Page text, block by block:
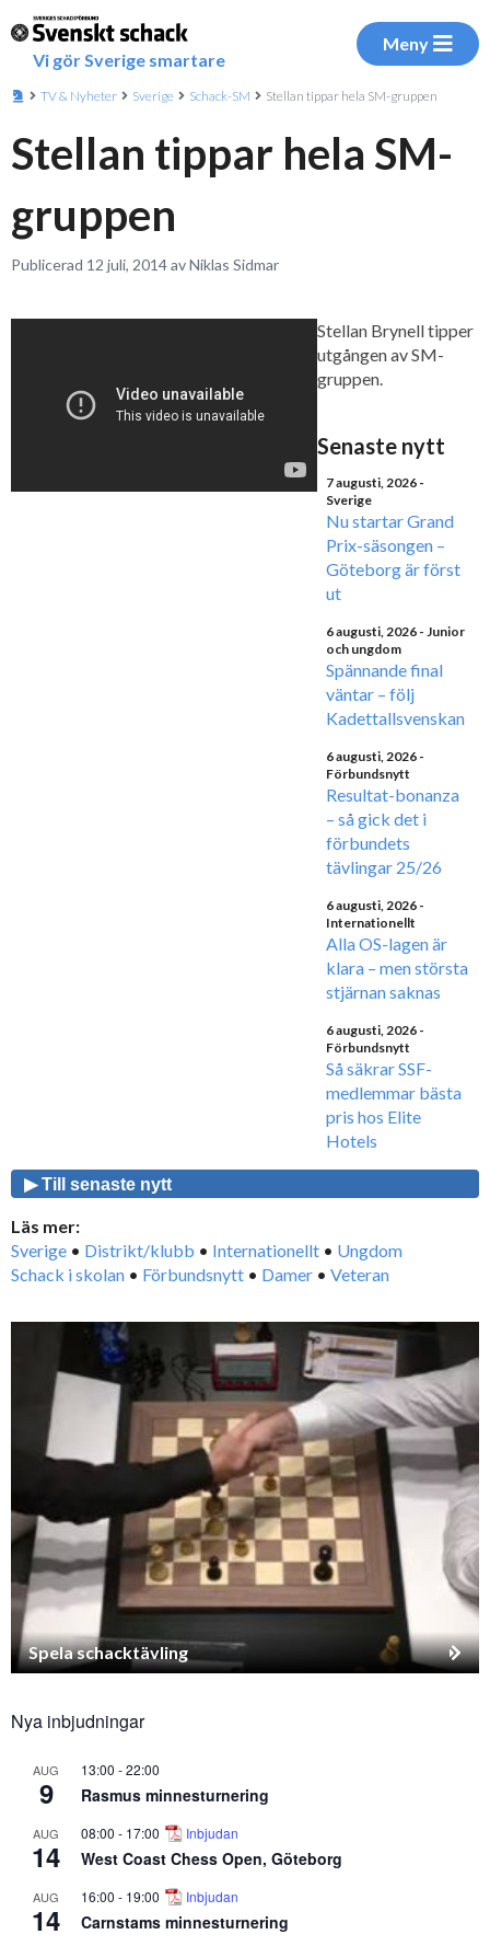
Vi gör Sverige smartare
Meny
TV & Nyheter Sverige Schack-SM Stellan tippar hela SM-gruppen
Stellan tippar hela SM-
gruppen
Publicerad 12 juli, 2014 av Niklas Sidmar
Stellan Brynell tipper
utgången av SM-
gruppen.
Senaste nytt
7 augusti, 2026 -
Sverige
Nu startar Grand
Prix-säsongen –
Göteborg är först
ut
6 augusti, 2026 - Junior
och ungdom
Spännande final
väntar – följ
Kadettallsvenskan
6 augusti, 2026 -
Förbundsnytt
Resultat-bonanza
– så gick det i
förbundets
tävlingar 25/26
6 augusti, 2026 -
Internationellt
Alla OS-lagen är
klara – men största
stjärnan saknas
6 augusti, 2026 -
Förbundsnytt
Så säkrar SSF-
medlemmar bästa
pris hos Elite
Hotels
▶ Till senaste nytt
Läs mer:
Sverige • Distrikt/klubb • Internationellt • Ungdom
Schack i skolan • Förbundsnytt • Damer • Veteran
Spela schacktävling
Nya inbjudningar
AUG
9
13:00 -22:00
Rasmus minnesturnering
AUG
14
08:00 - 17:00 Inbjudan
West Coast Chess Open, Göteborg
AUG
14
16:00 - 19:00 Inbjudan
Carnstams minnesturnering